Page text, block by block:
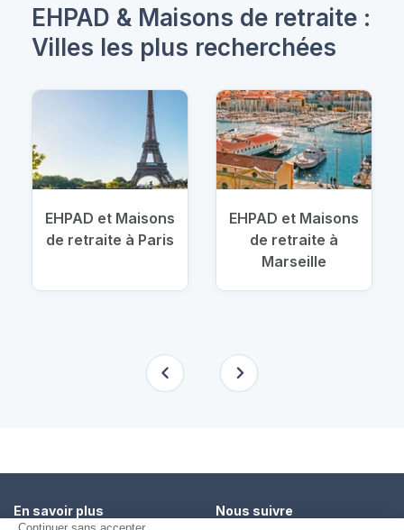
EHPAD & Maisons de retraite :
Villes les plus recherchées
EHPAD et Maisons
de retraite à Paris
EHPAD et Maisons
de retraite à
Marseille
En savoir plus Nous suivre